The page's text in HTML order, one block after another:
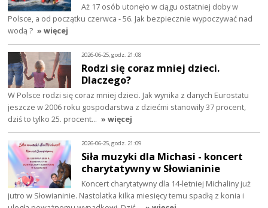
Aż 17 osób utonęło w ciągu ostatniej doby w
Polsce, a od początku czerwca - 56. Jak bezpiecznie wypoczywać nad
wodą ? » więcej
2026-06-25, godz. 21:08
Rodzi się coraz mniej dzieci.
Dlaczego?
W Polsce rodzi się coraz mniej dzieci. Jak wynika z danych Eurostatu
jeszcze w 2006 roku gospodarstwa z dziećmi stanowiły 37 procent,
dziś to tylko 25. procent… » więcej
2026-06-25, godz. 21:09
Siła muzyki dla Michasi - koncert
charytatywny w Słowianinie
Koncert charytatywny dla 14-letniej Michaliny już
jutro w Słowianinie. Nastolatka kilka miesięcy temu spadłą z konia i